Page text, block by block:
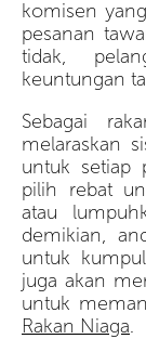
komisen
pesanan
tidak,
keuntungan
Sebagai
melaraskan
untuk setiap
pilih rebat
atau
demikian,
untuk
juga akan
untuk
Rakan Niaga.